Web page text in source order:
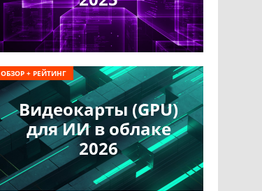
Видеокарты (GPU)
для ИИ в облаке
2026
ОБЗОР + РЕЙТИНГ